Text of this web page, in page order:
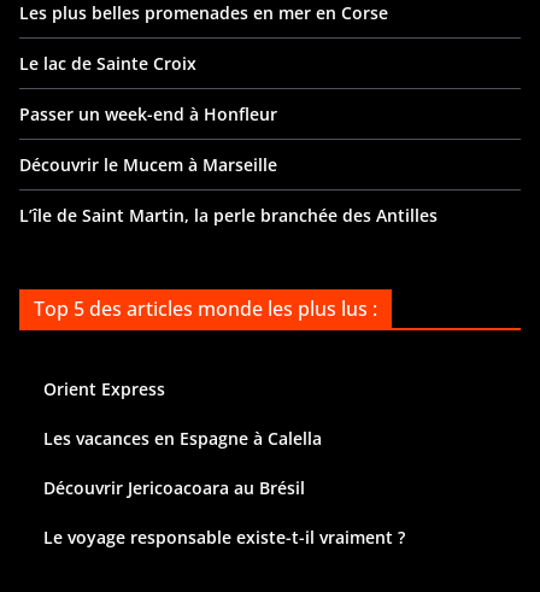
Les plus belles promenades en mer en Corse
Le lac de Sainte Croix
Passer un week-end à Honfleur
Découvrir le Mucem à Marseille
L’île de Saint Martin, la perle branchée des Antilles
Top 5 des articles monde les plus lus :
Orient Express
Les vacances en Espagne à Calella
Découvrir Jericoacoara au Brésil
Le voyage responsable existe-t-il vraiment ?